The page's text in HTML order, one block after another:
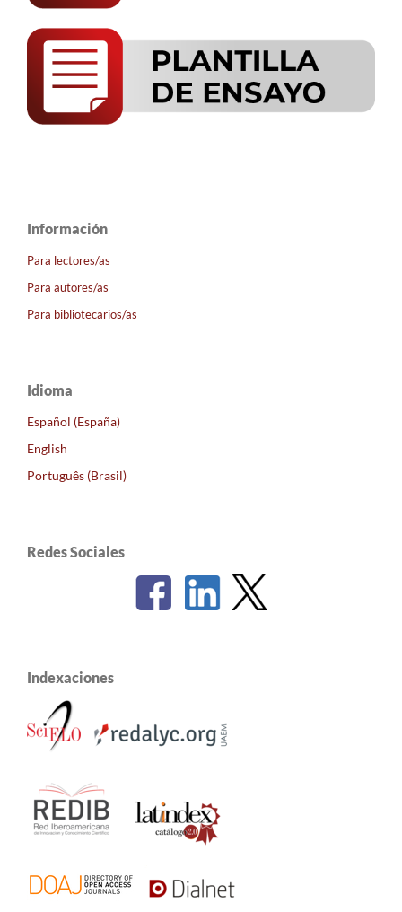
Información
Para lectores/as
Para autores/as
Para bibliotecarios/as
Idioma
Español (España)
English
Português (Brasil)
Redes Sociales
Indexaciones